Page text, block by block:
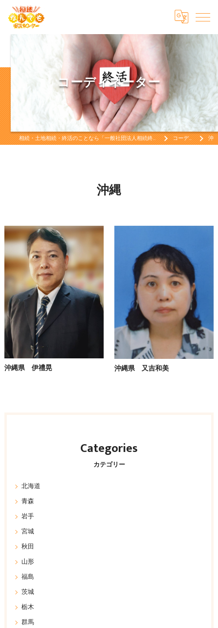
コーディネーター
相続・土地相続・終活のことなら「一般社団法人相続終活なんでも相談センター」相続・土地相続・終活をお考えなら コーディネーター 沖縄
沖縄
沖縄県 伊禮晃 沖縄県 又吉和美
カテゴリー
Categories
北海道
青森
岩手
宮城
秋田
山形
福島
茨城
栃木
群馬